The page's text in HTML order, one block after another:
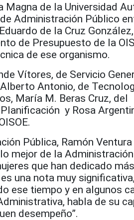
Magna de la Universidad
Administración Público
de la Cruz
de Presupuesto de la
de ese organismo.
Vítores, de Servicio
Antonio, de
María M. Beras Cruz, del
y Rosa
Pública, Ramón Ventura
mejor de la
que han dedicado
una nota muy
ese tiempo y en algunos
habla de su
desempeño”.